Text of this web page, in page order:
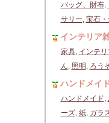
バッグ、財布,
サリー, 宝石
インテリア
家具, インテ
ん, 照明 , ろう
ハンドメイ
ハンドメイド,
ーズ, 紙, ガラ